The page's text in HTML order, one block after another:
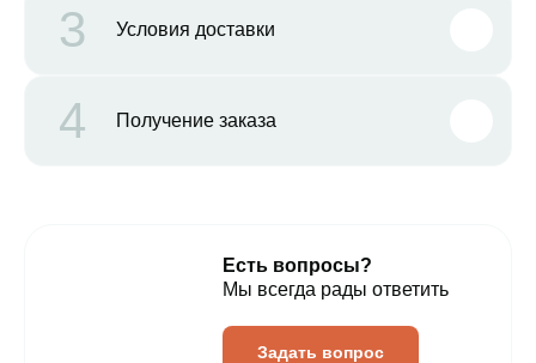
3 Условия доставки
4 Получение заказа
Есть вопросы?
Мы всегда рады ответить
Задать вопрос